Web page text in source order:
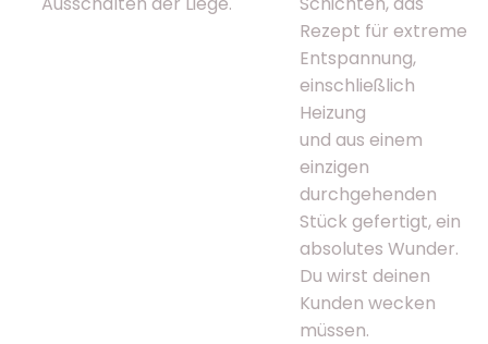
Rezept für extreme
Entspannung,
einschließlich
Heizung
und aus einem
einzigen
durchgehenden
Stück gefertigt, ein
absolutes Wunder.
Du wirst deinen
Kunden wecken
müssen.